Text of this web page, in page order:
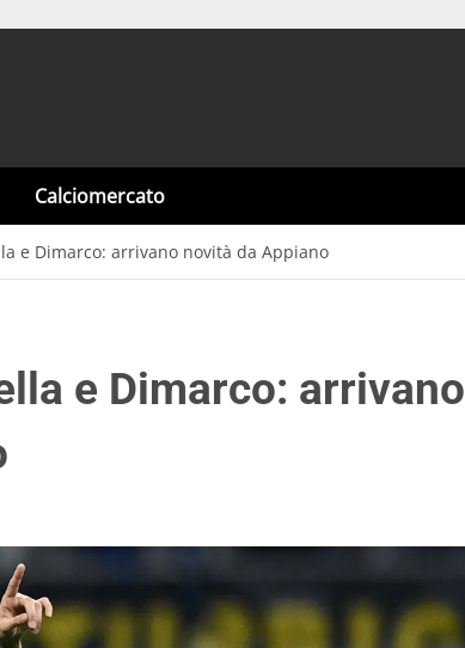
Calciomercato
e Dimarco: arrivano novità da Appiano
e Dimarco: arrivano